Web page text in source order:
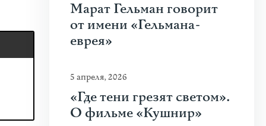
Марат Гельман говорит
от имени «Гельмана-
еврея»
5 апреля, 2026
«Где тени грезят светом».
О фильме «Кушнир»